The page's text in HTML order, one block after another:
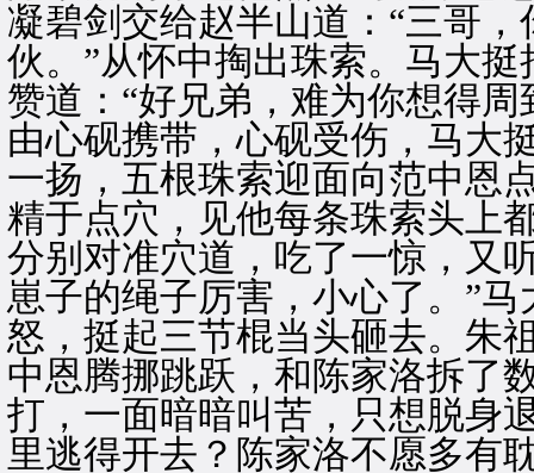
凝碧剑交给赵半山道：“三哥
伙。”从怀中掏出珠索。马大
赞道：“好兄弟，难为你想得
由心砚携带，心砚受伤，马大
一扬，五根珠索迎面向范中恩
精于点穴，见他每条珠索头上
分别对准穴道，吃了一惊，又
崽子的绳子厉害，小心了。”
怒，挺起三节棍当头砸去。朱
中恩腾挪跳跃，和陈家洛拆了
打，一面暗暗叫苦，只想脱身
里逃得开去？陈家洛不愿多有